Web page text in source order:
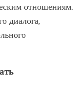
отношениям.
диалога,